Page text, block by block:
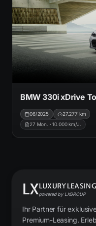
BMW 330i xDrive
06/2025 27.277km
27 Mon. ·10.000km/J.
LXLUXURYLEASING
powered by LXGROUP
Ihr Partner für
Premium-Leasing.